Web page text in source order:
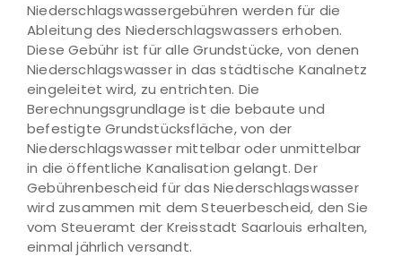
Niederschlagswassergebühren werden für die
Ableitung des Niederschlagswassers erhoben.
Diese Gebühr ist für alle Grundstücke, von denen
Niederschlagswasser in das städtische Kanalnetz
eingeleitet wird, zu entrichten. Die
Berechnungsgrundlage ist die bebaute und
befestigte Grundstücksfläche, von der
Niederschlagswasser mittelbar oder unmittelbar
in die öffentliche Kanalisation gelangt. Der
Gebührenbescheid für das Niederschlagswasser
wird zusammen mit dem Steuerbescheid, den Sie
vom Steueramt der Kreisstadt Saarlouis erhalten,
einmal jährlich versandt.